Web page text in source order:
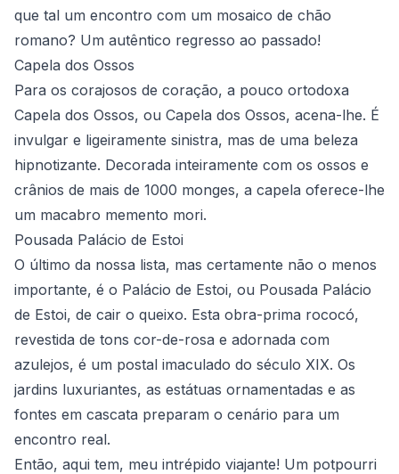
que tal um encontro com um mosaico de chão
romano? Um autêntico regresso ao passado!
Capela dos Ossos
Para os corajosos de coração, a pouco ortodoxa
Capela dos Ossos, ou Capela dos Ossos, acena-lhe. É
invulgar e ligeiramente sinistra, mas de uma beleza
hipnotizante. Decorada inteiramente com os ossos e
crânios de mais de 1000 monges, a capela oferece-lhe
um macabro memento mori.
Pousada Palácio de Estoi
O último da nossa lista, mas certamente não o menos
importante, é o Palácio de Estoi, ou Pousada Palácio
de Estoi, de cair o queixo. Esta obra-prima rococó,
revestida de tons cor-de-rosa e adornada com
azulejos, é um postal imaculado do século XIX. Os
jardins luxuriantes, as estátuas ornamentadas e as
fontes em cascata preparam o cenário para um
encontro real.
Então, aqui tem, meu intrépido viajante! Um potpourri